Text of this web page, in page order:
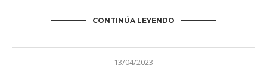
CONTINÚA LEYENDO
13/04/2023